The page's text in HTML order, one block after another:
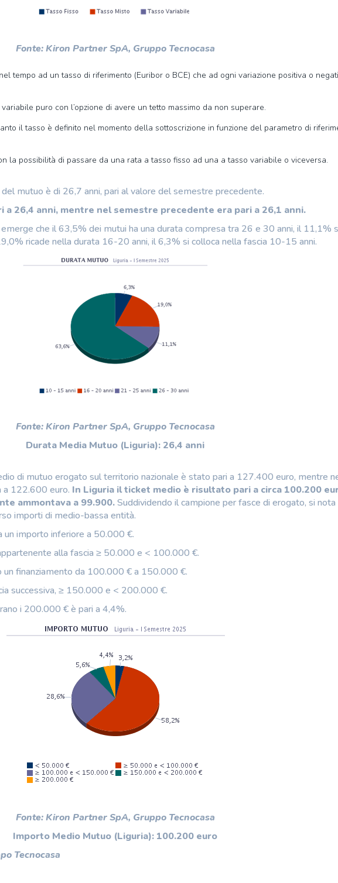
Fonte: Kiron Partner SpA, Gruppo Tecnocasa
tempo ad un tasso di riferimento (Euribor o BCE) che ad ogni variazione positiva o
puro con l’opzione di avere un tetto massimo da non superare.
il tasso è definito nel momento della sottoscrizione in funzione del parametro di
la possibilità di passare da una rata a tasso fisso ad una a tasso variabile o viceversa.
mutuo è di 26,7 anni, pari al valore del semestre precedente.
a 26,4 anni, mentre nel semestre precedente era pari a 26,1 anni.
che il 63,5% dei mutui ha una durata compresa tra 26 e 30 anni, il 11,1%
ricade nella durata 16-20 anni, il 6,3% si colloca nella fascia 10-15 anni.
Fonte: Kiron Partner SpA, Gruppo Tecnocasa
Durata Media Mutuo (Liguria): 26,4 anni
di mutuo erogato sul territorio nazionale è stato pari a 127.400 euro, mentre
122.600 euro. In Liguria il ticket medio è risultato pari a circa 100.200
ammontava a 99.900.Suddividendo il campione per fasce di erogato, si
importi di medio-bassa entità.
un importo inferiore a 50.000 €.
alla fascia ≥ 50.000 e < 100.000 €.
finanziamento da 100.000 € a 150.000 €.
successiva, ≥ 150.000 e < 200.000 €.
i 200.000 € è pari a 4,4%.
Fonte: Kiron Partner SpA, Gruppo Tecnocasa
Importo Medio Mutuo (Liguria): 100.200 euro
Tecnocasa